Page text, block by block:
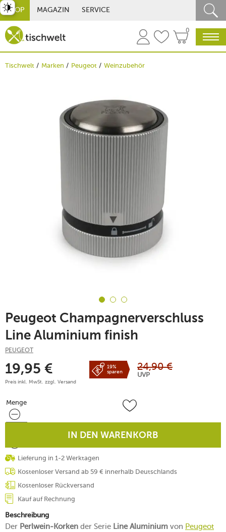
SHOP MAGAZIN SERVICE
0
Tischwelt Marken Peugeot Weinzubehör
Peugeot Champagnerverschluss
Line Aluminium finish
PEUGEOT
19,95 €
Preis inkl. MwSt. zzgl. Versand
19%
sparen
24,90 €
UVP
Menge
Menge
IN DEN WARENKORB
Lieferung in 1-2 Werktagen
Kostenloser Versand ab 59 € innerhalb Deutschlands
Kostenloser Rückversand
Kauf auf Rechnung
Beschreibung
Der Perlwein-Korken der Serie Line Aluminium von Peugeot
umschalten